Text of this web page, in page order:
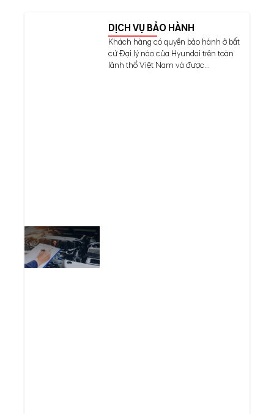
DỊCH VỤ BẢO HÀNH
Khách hàng có quyền bảo hành ở bất
cứ Đại lý nào của Hyundai trên toàn
lãnh thổ Việt Nam và được...